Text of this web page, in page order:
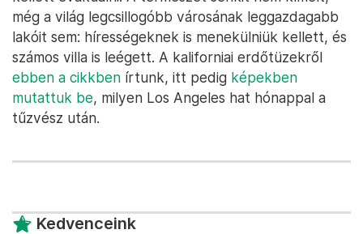
még a világ legcsillogóbb városának leggazdagabb
lakóit sem: hírességeknek is menekülniük kellett, és
számos villa is leégett. A kaliforniai erdőtüzekről
ebben a cikkben írtunk, itt pedig képekben
mutattuk be, milyen Los Angeles hat hónappal a
tűzvész után.
Kedvenceink